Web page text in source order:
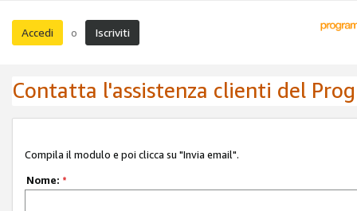
Accedi o Iscriviti
Contatta l'assistenza clienti del
Compila il modulo e poi clicca su "Invia email".
Nome: *